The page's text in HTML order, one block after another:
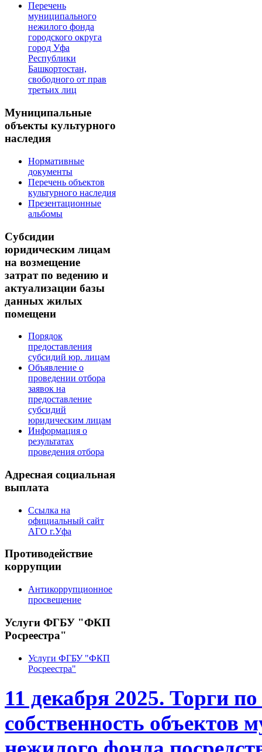
Перечень
муниципального
нежилого фонда
городского округа
город Уфа
Республики
Башкортостан,
свободного от прав
третьих лиц
Муниципальные
объекты культурного
наследия
Нормативные
документы
Перечень объектов
культурного наследия
Презентационные
альбомы
Субсидии
юридическим лицам
на возмещение
затрат по ведению и
актуализации базы
данных жилых
помещени
Порядок
предоставления
субсидий юр. лицам
Объявление о
проведении отбора
заявок на
предоставление
субсидий
юридическим лицам
Информация о
результатах
проведения отбора
Адресная социальная
выплата
Ссылка на
официальный сайт
АГО г.Уфа
Противодействие
коррупции
Антикоррупционное
просвещение
Услуги ФГБУ "ФКП
Росреестра"
Услуги ФГБУ "ФКП
Росреестра"
11 декабря 2025. Торги
собственность объектов